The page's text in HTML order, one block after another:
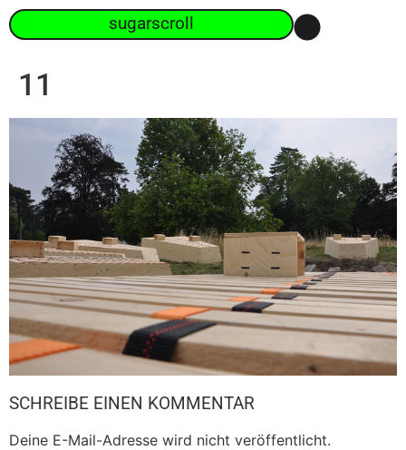
sugarscroll
11
SCHREIBE EINEN KOMMENTAR
Deine E-Mail-Adresse wird nicht veröffentlicht.